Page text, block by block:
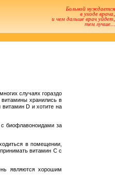
Больной нуждается
в уходе врача,
и чем дальше врач уйдет,
тем лучше...
случаях гораздо
хранились в
D и хотите на
биофлавоноидами за
в помещении,
витамин C с
являются хорошим